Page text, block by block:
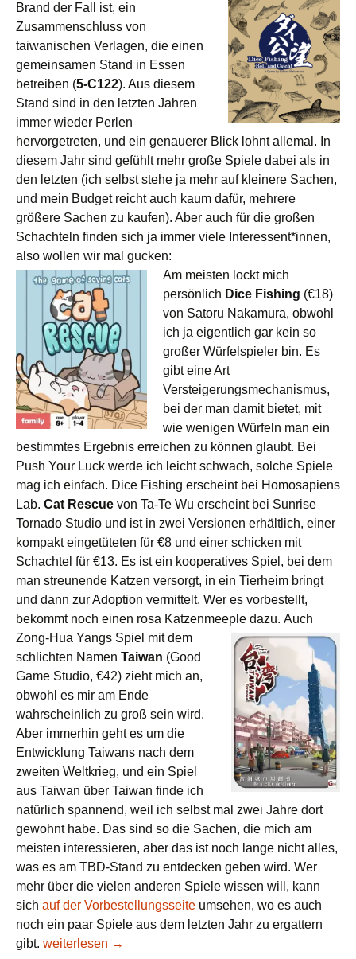
Brand der Fall ist, ein
Zusammenschluss von
taiwanischen Verlagen, die einen
gemeinsamen Stand in Essen
betreiben (5-C122). Aus diesem
Stand sind in den letzten Jahren
immer wieder Perlen
hervorgetreten, und ein genauerer Blick lohnt allemal. In
diesem Jahr sind gefühlt mehr große Spiele dabei als in
den letzten (ich selbst stehe ja mehr auf kleinere Sachen,
und mein Budget reicht auch kaum dafür, mehrere
größere Sachen zu kaufen). Aber auch für die großen
Schachteln finden sich ja immer viele Interessent*innen,
also wollen wir mal gucken:
Am meisten lockt mich
persönlich Dice Fishing (€18)
von Satoru Nakamura, obwohl
ich ja eigentlich gar kein so
großer Würfelspieler bin. Es
gibt eine Art
Versteigerungsmechanismus,
bei der man damit bietet, mit
wie wenigen Würfeln man ein
bestimmtes Ergebnis erreichen zu können glaubt. Bei
Push Your Luck werde ich leicht schwach, solche Spiele
mag ich einfach. Dice Fishing erscheint bei Homosapiens
Lab. Cat Rescue von Ta-Te Wu erscheint bei Sunrise
Tornado Studio und ist in zwei Versionen erhältlich, einer
kompakt eingetüteten für €8 und einer schicken mit
Schachtel für €13. Es ist ein kooperatives Spiel, bei dem
man streunende Katzen versorgt, in ein Tierheim bringt
und dann zur Adoption vermittelt. Wer es vorbestellt,
bekommt noch einen rosa Katzenmeeple dazu. Auch
Zong-Hua Yangs Spiel mit dem
schlichten Namen Taiwan (Good
Game Studio, €42) zieht mich an,
obwohl es mir am Ende
wahrscheinlich zu groß sein wird.
Aber immerhin geht es um die
Entwicklung Taiwans nach dem
zweiten Weltkrieg, und ein Spiel
aus Taiwan über Taiwan finde ich
natürlich spannend, weil ich selbst mal zwei Jahre dort
gewohnt habe. Das sind so die Sachen, die mich am
meisten interessieren, aber das ist noch lange nicht alles,
was es am TBD-Stand zu entdecken geben wird. Wer
mehr über die vielen anderen Spiele wissen will, kann
sich auf der Vorbestellungsseite umsehen, wo es auch
noch ein paar Spiele aus dem letzten Jahr zu ergattern
gibt. Drei Tage im Oktober – die Messevorschau 2018 (Teil
weiterlesen →